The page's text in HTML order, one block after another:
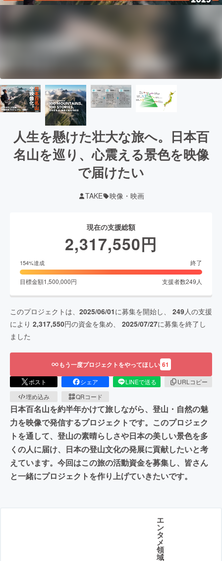
人生を懸けた壮大な旅へ。日本百
名山を巡り、心震える景色を映像
で届けたい
TAKE 映像・映画
現在の支援総額
2,317,550円
154%達成 終了
目標金額1,500,000円 支援者数249 人
このプロジェクトは、 2025/06/01に募集を開始し、 249人の支援
により 2,317,550円の資金を集め、 2025/07/27に募集を終了し
ました
もう一度プロジェクトをやってほしい 61
ポスト シェア LINEで送る
URLコピー
埋め込み
QRコード
日本百名山を約半年かけて旅しながら、登山・自然の魅
力を映像で発信するプロジェクトです。このプロジェク
トを通して、登山の素晴らしさや日本の美しい景色を多
くの人に届け、日本の登山文化の発展に貢献したいと考
えています。今回はこの旅の活動資金を募集し、皆さん
と一緒にプロジェクトを作り上げていきたいです。
エ
ン
タ
メ
領
域